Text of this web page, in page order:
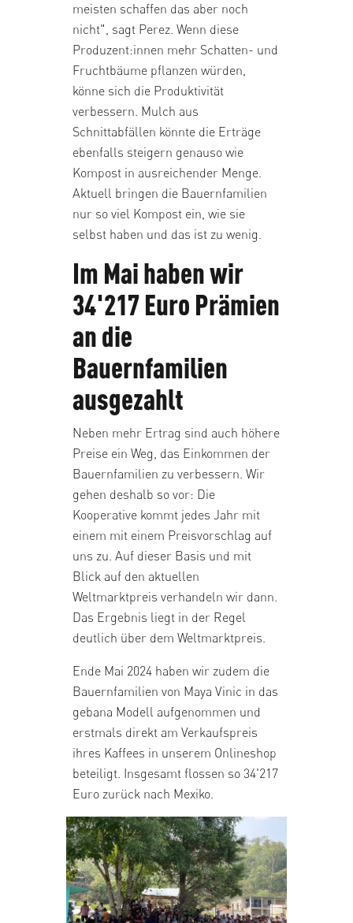
meisten schaffen das aber noch
nicht", sagt Perez. Wenn diese
Produzent:innen mehr Schatten- und
Fruchtbäume pflanzen würden,
könne sich die Produktivität
verbessern. Mulch aus
Schnittabfällen könnte die Erträge
ebenfalls steigern genauso wie
Kompost in ausreichender Menge.
Aktuell bringen die Bauernfamilien
nur so viel Kompost ein, wie sie
selbst haben und das ist zu wenig.
Im Mai haben wir
34'217 Euro Prämien
an die
Bauernfamilien
ausgezahlt
Neben mehr Ertrag sind auch höhere
Preise ein Weg, das Einkommen der
Bauernfamilien zu verbessern. Wir
gehen deshalb so vor: Die
Kooperative kommt jedes Jahr mit
einem mit einem Preisvorschlag auf
uns zu. Auf dieser Basis und mit
Blick auf den aktuellen
Weltmarktpreis verhandeln wir dann.
Das Ergebnis liegt in der Regel
deutlich über dem Weltmarktpreis.
Ende Mai 2024 haben wir zudem die
Bauernfamilien von Maya Vinic in das
gebana Modell aufgenommen und
erstmals direkt am Verkaufspreis
ihres Kaffees in unserem Onlineshop
beteiligt. Insgesamt flossen so 34'217
Euro zurück nach Mexiko.